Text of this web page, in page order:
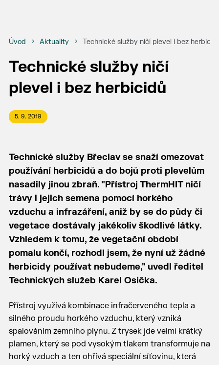
Úvod Aktuality Technické služby ničí plevel i bez
Technické služby ničí
plevel i bez herbicidů
5. 9. 2019
Technické služby Břeclav se snaží omezovat
používání herbicidů a do bojů proti plevelům
nasadily jinou zbraň. "Přístroj ThermHIT ničí
trávy i jejich semena pomocí horkého
vzduchu a infrazáření, aniž by se do půdy či
vegetace dostávaly jakékoliv škodlivé látky.
Vzhledem k tomu, že vegetační období
pomalu končí, rozhodl jsem, že nyní už žádné
herbicidy používat nebudeme," uvedl ředitel
Technických služeb Karel Osička.
Přístroj využívá kombinace infračerveného tepla a
silného proudu horkého vzduchu, který vzniká
spalováním zemního plynu. Z trysek jde velmi krátký
plamen, který se pod vysokým tlakem transformuje na
horký vzduch a ten ohřívá speciální síťovinu, která